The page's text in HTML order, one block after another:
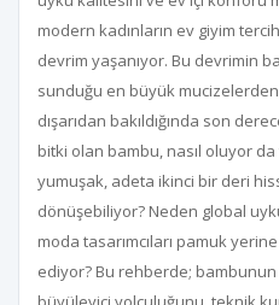
modern kadınların ev giyim
devrim yaşanıyor. Bu devrimin
sunduğu en büyük
dışarıdan bakıldığında son
bitki olan bambu, nasıl oluyor
yumuşak, adeta ikinci bir deri
dönüşebiliyor? Neden global
moda tasarımcıları pamuk
ediyor? Bu rehberde;